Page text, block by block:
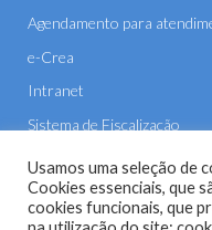
Agendamento para
e-Crea
Intranet
Sistema de Fiscalização
E-mail
Usamos uma seleção de
Cookies essenciais, que
cookies funcionais, que